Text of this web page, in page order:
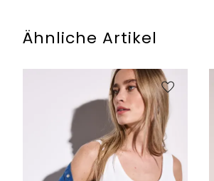
Ähnliche Artikel